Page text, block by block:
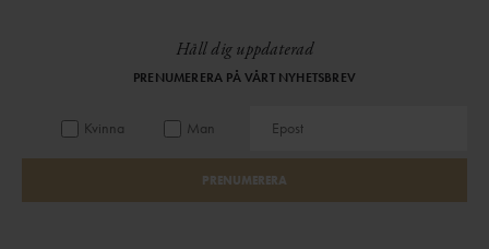
Håll dig uppdaterad
PRENUMERERA PÅ VÅRT NYHETSBREV
Kvinna Man
PRENUMERERA